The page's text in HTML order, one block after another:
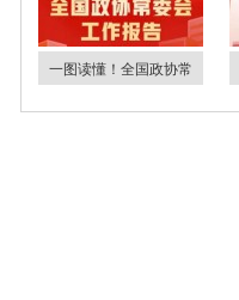
一图读懂！全国政协常